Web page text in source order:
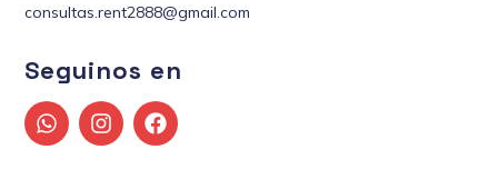
consultas.rent2888@gmail.com
Seguinos en